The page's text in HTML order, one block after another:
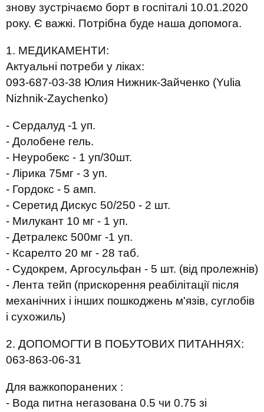
знову зустрічаємо борт в госпіталі 10.01.2020
року. Є важкі. Потрібна буде наша допомога.
1. МЕДИКАМЕНТИ:
Актуальні потреби у ліках:
093-687-03-38 Юлия Нижник-Зайченко (Yulia
Nizhnik-Zaychenko)
- Сердалуд -1 уп.
- Долобене гель.
- Неуробекс - 1 уп/30шт.
- Лірика 75мг - 3 уп.
- Гордокс - 5 амп.
- Серетид Дискус 50/250 - 2 шт.
- Милукант 10 мг - 1 уп.
- Детралекс 500мг -1 уп.
- Ксарелто 20 мг - 28 таб.
- Судокрем, Аргосульфан - 5 шт. (від пролежнів)
- Лента тейп (прискорення реабілітації після
механічних і інших пошкоджень м'язів, суглобів
і сухожиль)
2. ДОПОМОГТИ В ПОБУТОВИХ ПИТАННЯХ:
063-863-06-31
Для важкопоранених :
- Вода питна негазована 0.5 чи 0.75 зі